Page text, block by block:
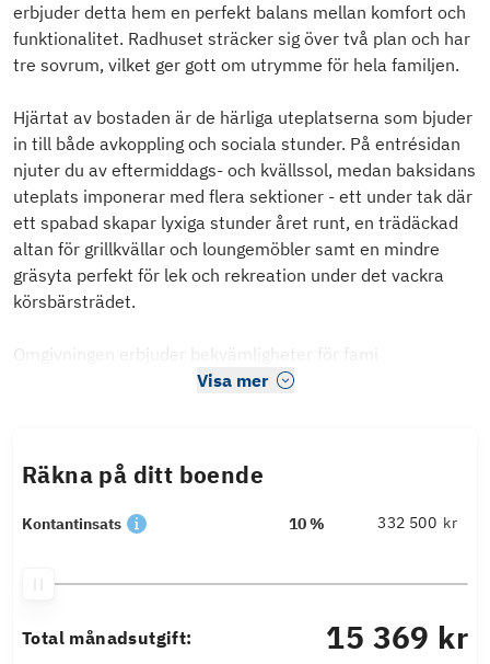
erbjuder detta hem en perfekt balans mellan komfort och
funktionalitet. Radhuset sträcker sig över två plan och har
tre sovrum, vilket ger gott om utrymme för hela familjen.
Hjärtat av bostaden är de härliga uteplatserna som bjuder
in till både avkoppling och sociala stunder. På entrésidan
njuter du av eftermiddags- och kvällssol, medan baksidans
uteplats imponerar med flera sektioner - ett under tak där
ett spabad skapar lyxiga stunder året runt, en trädäckad
altan för grillkvällar och loungemöbler samt en mindre
gräsyta perfekt för lek och rekreation under det vackra
körsbärsträdet.
Omgivningen erbjuder bekvämligheter för fami
Visa mer
Räkna på ditt boende
Kontantinsats 10 % kr
Total månadsutgift: 15 369 kr